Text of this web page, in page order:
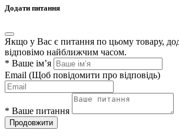
Додати питання
Якщо у Вас є питання по цьому товару,
відповімо найближчим часом.
* Ваше ім’я
Email (Щоб повідомити про відповідь)
* Ваше питання
Продовжити